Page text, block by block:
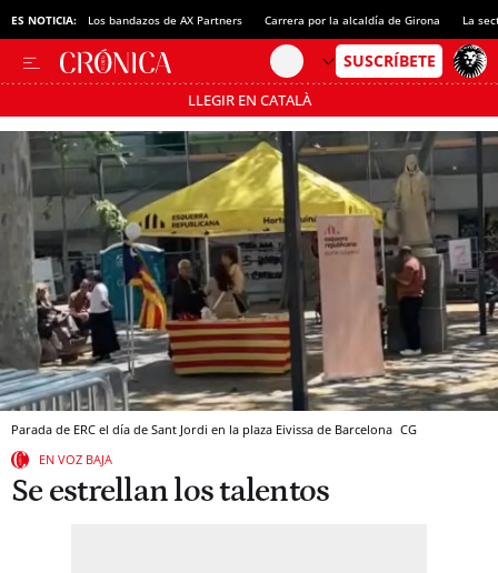
ES NOTICIA: Los bandazos de AX Partners Carrera por la alcaldía de Girona La
LLEGIR EN CATALÀ
Pásate al MODO AHORRO
Parada de ERC el día de Sant Jordi en la plaza Eivissa de Barcelona CG
EN VOZ BAJA
Se estrellan los talentos